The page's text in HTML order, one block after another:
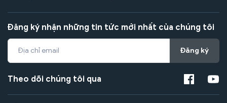
Đăng ký nhận những tin tức mới nhất của chúng tôi
Đăng ký
Theo dõi chúng tôi qua